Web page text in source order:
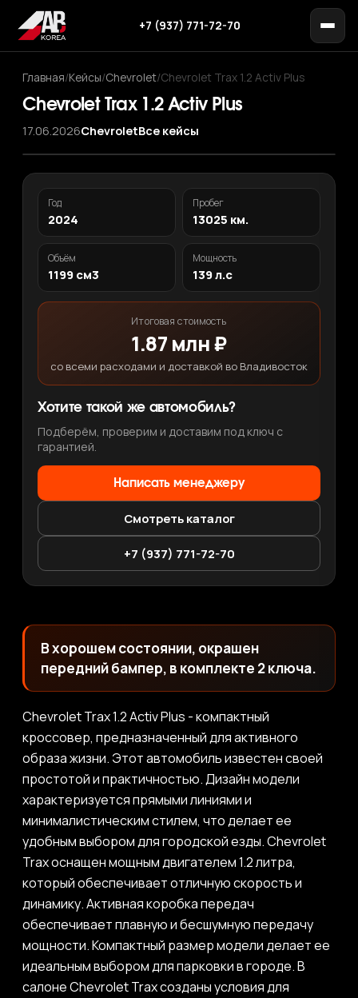
+7 (937) 771-72-70
Главная/Кейсы/Chevrolet/Chevrolet Trax 1.2 Activ Plus
Chevrolet Trax 1.2 Activ Plus
17.06.2026ChevroletВсе кейсы
‹
›
1/ 11
Год
2024
Пробег
13025 км.
Объём
1199 см3
Мощность
139 л.с
Итоговая стоимость
1.87 млн ₽
со всеми расходами и доставкой во Владивосток
Хотите такой же автомобиль?
Подберём, проверим и доставим под ключ с
гарантией.
Написать менеджеру
Смотреть каталог
+7 (937) 771-72-70
В хорошем состоянии, окрашен
передний бампер, в комплекте 2 ключа.
Chevrolet Trax 1.2 Activ Plus - компактный
кроссовер, предназначенный для активного
образа жизни. Этот автомобиль известен своей
простотой и практичностью. Дизайн модели
характеризуется прямыми линиями и
минималистическим стилем, что делает ее
удобным выбором для городской езды. Chevrolet
Trax оснащен мощным двигателем 1.2 литра,
который обеспечивает отличную скорость и
динамику. Активная коробка передач
обеспечивает плавную и бесшумную передачу
мощности. Компактный размер модели делает ее
идеальным выбором для парковки в городе. В
салоне Chevrolet Trax созданы условия для